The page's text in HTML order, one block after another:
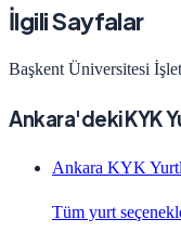
İlgili Sayfalar
Başkent Üniversitesi
Ankara'deki KYK
Ankara KYK
Tüm yurt